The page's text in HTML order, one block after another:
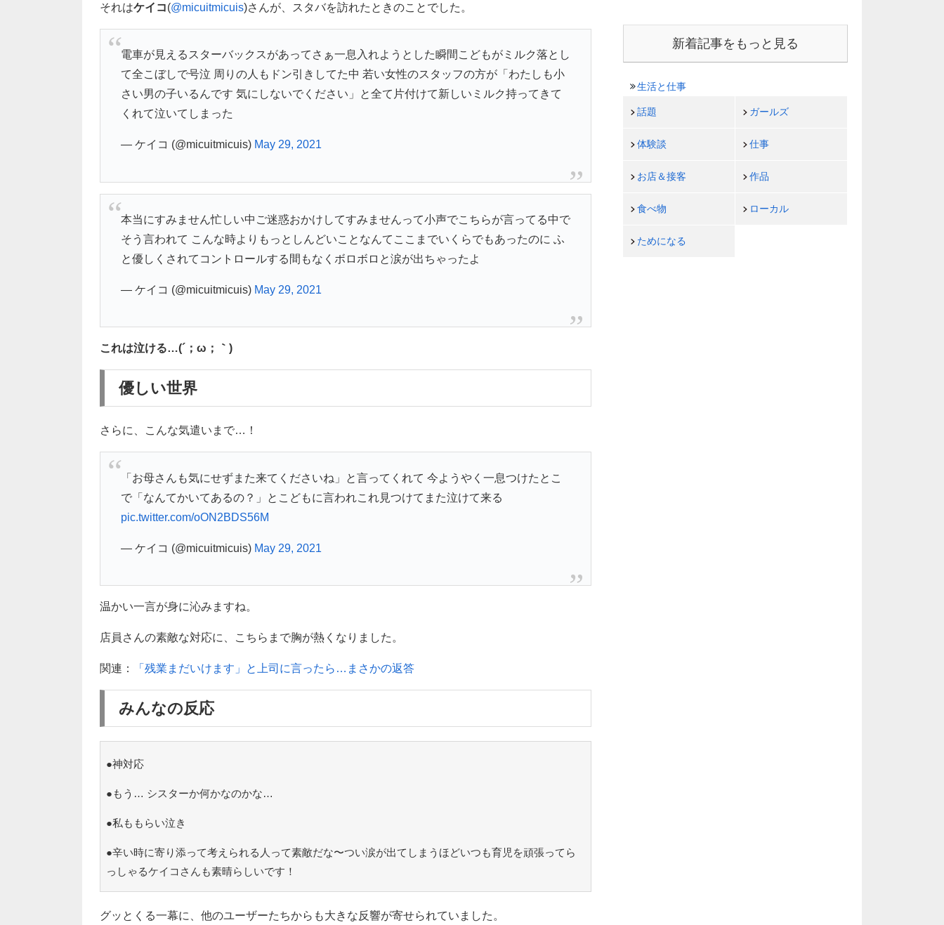
それはケイコ(@micuitmicuis)さんが、スタバを訪れたときのことでした。
電車が見えるスターバックスがあってさぁ一息入れようとした瞬間こどもがミルク落とし
て全こぼしで号泣 周りの人もドン引きしてた中 若い女性のスタッフの方が「わたしも小
さい男の子いるんです 気にしないでください」と全て片付けて新しいミルク持ってきて
くれて泣いてしまった
— ケイコ (@micuitmicuis) May 29, 2021
本当にすみません忙しい中ご迷惑おかけしてすみませんって小声でこちらが言ってる中で
そう言われて こんな時よりもっとしんどいことなんてここまでいくらでもあったのに ふ
と優しくされてコントロールする間もなくボロボロと涙が出ちゃったよ
— ケイコ (@micuitmicuis) May 29, 2021
これは泣ける…(´；ω；｀)
優しい世界
さらに、こんな気遣いまで…！
「お母さんも気にせずまた来てくださいね」と言ってくれて 今ようやく一息つけたとこ
で「なんてかいてあるの？」とこどもに言われこれ見つけてまた泣けて来る
pic.twitter.com/oON2BDS56M
— ケイコ (@micuitmicuis) May 29, 2021
温かい一言が身に沁みますね。
店員さんの素敵な対応に、こちらまで胸が熱くなりました。
関連： 「残業まだいけます」と上司に言ったら…まさかの返答
みんなの反応
●神対応
●もう… シスターか何かなのかな…
●私ももらい泣き
●辛い時に寄り添って考えられる人って素敵だな〜つい涙が出てしまうほどいつも育児を頑張ってら
っしゃるケイコさんも素晴らしいです！
グッとくる一幕に、他のユーザーたちからも大きな反響が寄せられていました。
新着記事をもっと見る
生活と仕事
話題 ガールズ
体験談 仕事
お店＆接客 作品
食べ物 ローカル
ためになる